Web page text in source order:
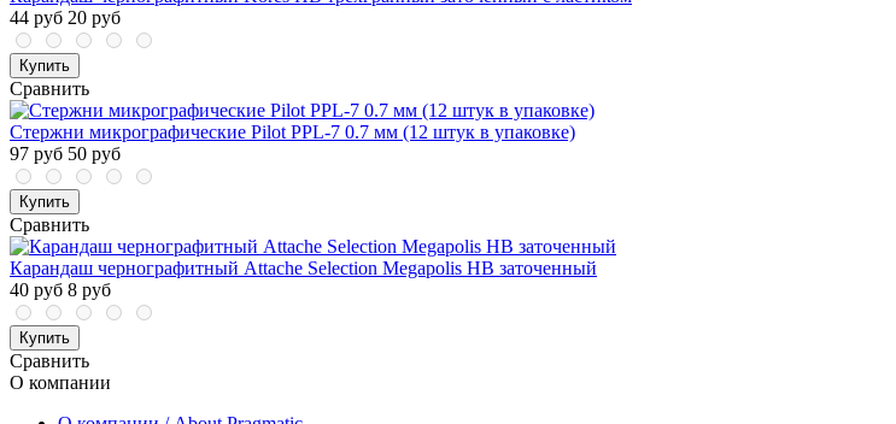
44 руб 20 руб
Купить
Сравнить
Стержни микрографические Pilot PPL-7 0.7 мм (12 штук в упаковке)
97 руб 50 руб
Купить
Сравнить
Карандаш чернографитный Attache Selection Megapolis HB заточенный
40 руб 8 руб
Купить
Сравнить
О компании